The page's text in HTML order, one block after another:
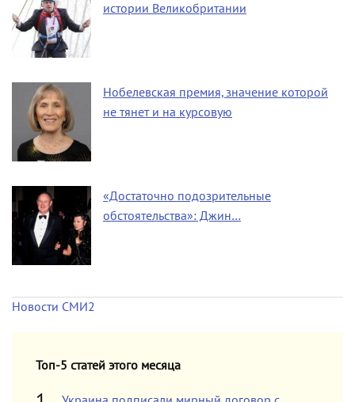
истории Великобритании
Нобелевская премия, значение которой
не тянет и на курсовую
«Достаточно подозрительные
обстоятельства»: Джин…
Новости СМИ2
Топ-5 статей этого месяца